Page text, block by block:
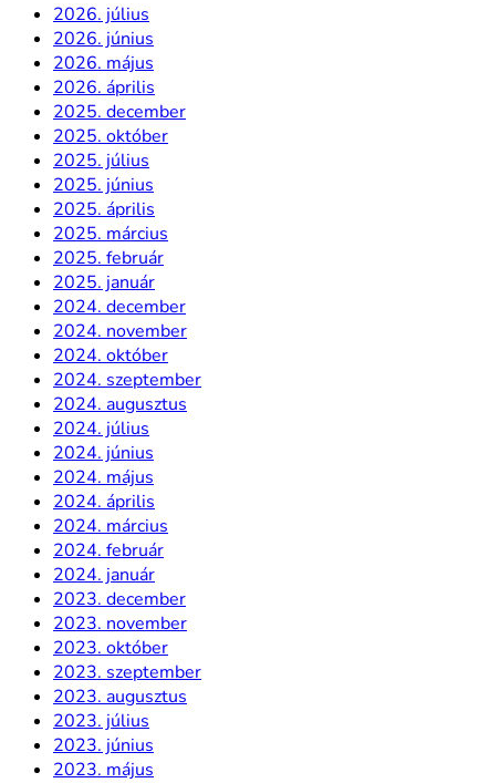
2026. július
2026. június
2026. május
2026. április
2025. december
2025. október
2025. július
2025. június
2025. április
2025. március
2025. február
2025. január
2024. december
2024. november
2024. október
2024. szeptember
2024. augusztus
2024. július
2024. június
2024. május
2024. április
2024. március
2024. február
2024. január
2023. december
2023. november
2023. október
2023. szeptember
2023. augusztus
2023. július
2023. június
2023. május